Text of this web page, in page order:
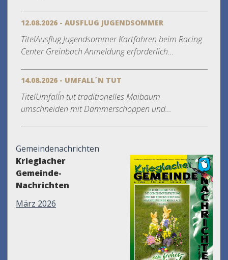
12.08.2026 - AUSFLUG JUGENDSOMMER
TitelAusflug Jugendsommer Kartfahren beim Racing
Center Greinbach Anmeldung erforderlich...
14.08.2026 - UMFALL´N TUT
TitelUmfall´n tut traditionelles Maibaum
umschneiden mit Dämmerschoppen und...
Gemeindenachrichten
Krieglacher
Gemeinde-
Nachrichten
März 2026